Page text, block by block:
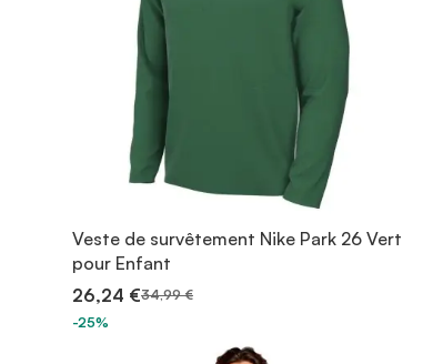
Veste de survêtement Nike Park 26 Vert
pour Enfant
26,24 €34,99 €
-25%